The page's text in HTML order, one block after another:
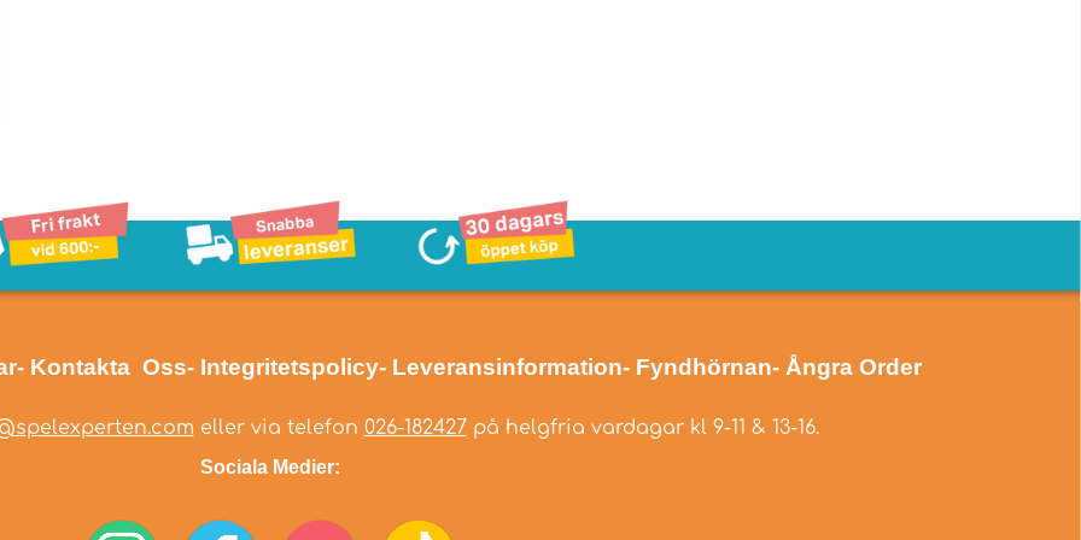
- Kontakta Oss- Integritetspolicy- Leveransinformation- Fyndhörnan- Ångra Order
eller via telefon 026-182427 på helgfria vardagar kl 9-11 & 13-16.
Sociala Medier: